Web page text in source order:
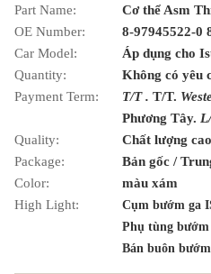
Part Name:
Cơ thể Asm
OE Number:
8-97945522-0
Car Model:
Áp dụng cho
Quantity:
Không có yêu
Payment Term:
T/T . T/T.
Phương Tây.
Quality:
Chất lượng cao
Package:
Bản gốc /
Color:
màu xám
High Light:
Cụm bướm ga
Phụ tùng
Bán buôn